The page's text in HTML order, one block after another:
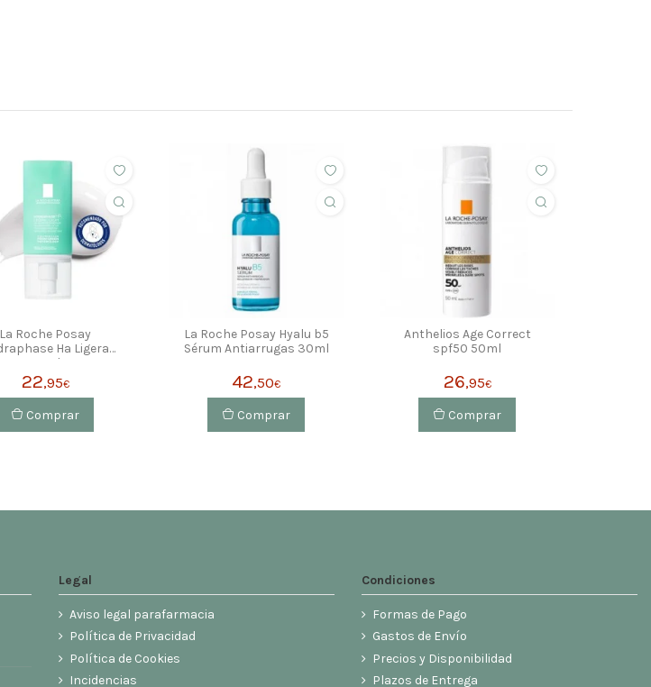
La Roche Posay
Ha Ligera
50ml
22,95€
Comprar
La Roche Posay Hyalu b5
Sérum Antiarrugas 30ml
42,50€
Comprar
Anthelios Age Correct
spf50 50ml
26,95€
Comprar
Legal
Aviso legal parafarmacia
Política de Privacidad
Política de Cookies
Incidencias
Condiciones
Formas de Pago
Gastos de Envío
Precios y Disponibilidad
Plazos de Entrega